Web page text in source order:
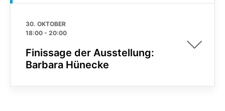
30. OKTOBER
18:00 - 20:00
Finissage der Ausstellung:
Barbara Hünecke